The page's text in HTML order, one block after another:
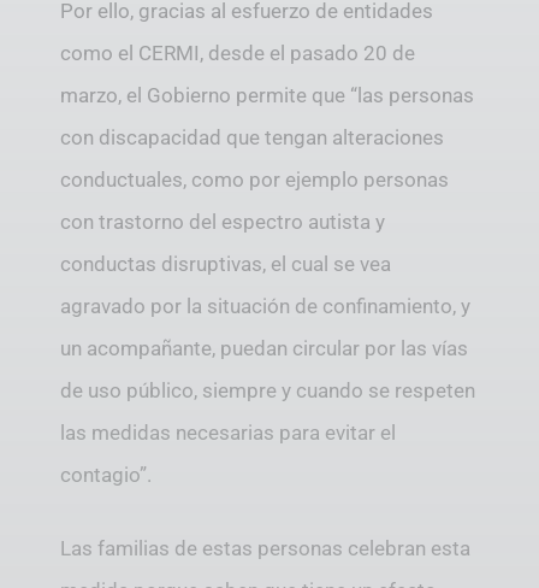
Por ello, gracias al esfuerzo de entidades
como el CERMI, desde el pasado 20 de
marzo, el Gobierno permite que “las personas
con discapacidad que tengan alteraciones
conductuales, como por ejemplo personas
con trastorno del espectro autista y
conductas disruptivas, el cual se vea
agravado por la situación de confinamiento, y
un acompañante, puedan circular por las vías
de uso público, siempre y cuando se respeten
las medidas necesarias para evitar el
contagio”.
Las familias de estas personas celebran esta